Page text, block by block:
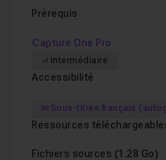
Prérequis
Capture One Pro
Intermédiaire
Accessibilité
Sous-titres français
Ressources
Fichiers sources (1.28 Go)